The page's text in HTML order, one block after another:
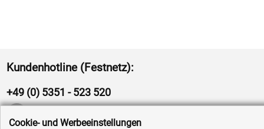
Kundenhotline (Festnetz):
+49 (0) 5351 - 523 520
Cookie- und Werbeeinstellungen